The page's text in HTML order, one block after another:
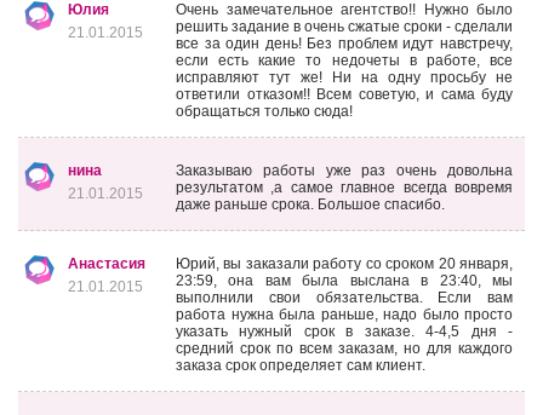
Юлия
21.01.2015
Очень замечательное агентство!! Нужно было
решить задание в очень сжатые сроки - сделали
все за один день! Без проблем идут навстречу,
если есть какие то недочеты в работе, все
исправляют тут же! Ни на одну просьбу не
ответили отказом!! Всем советую, и сама буду
обращаться только сюда!
нина
21.01.2015
Заказываю работы уже раз очень довольна
результатом ,а самое главное всегда вовремя
даже раньше срока. Большое спасибо.
Анастасия
21.01.2015
Юрий, вы заказали работу со сроком 20 января,
23:59, она вам была выслана в 23:40, мы
выполнили свои обязательства. Если вам
работа нужна была раньше, надо было просто
указать нужный срок в заказе. 4-4,5 дня -
средний срок по всем заказам, но для каждого
заказа срок определяет сам клиент.